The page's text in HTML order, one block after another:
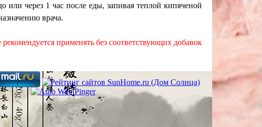
или через 1 час после еды, запивая теплой кипяченой
врача.
рекомендуется применять без соответствующих добавок